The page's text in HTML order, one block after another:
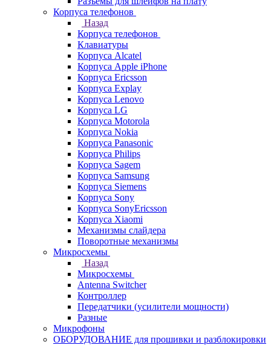
Корпуса телефонов
Назад
Корпуса телефонов
Клавиатуры
Корпуса Alcatel
Корпуса Apple iPhone
Корпуса Ericsson
Корпуса Explay
Корпуса Lenovo
Корпуса LG
Корпуса Motorola
Корпуса Nokia
Корпуса Panasonic
Корпуса Philips
Корпуса Sagem
Корпуса Samsung
Корпуса Siemens
Корпуса Sony
Корпуса SonyEricsson
Корпуса Xiaomi
Механизмы слайдера
Поворотные механизмы
Микросхемы
Назад
Микросхемы
Antenna Switcher
Контроллер
Передатчики (усилители мощности)
Разные
Микрофоны
ОБОРУДОВАНИЕ для прошивки и разблокировки